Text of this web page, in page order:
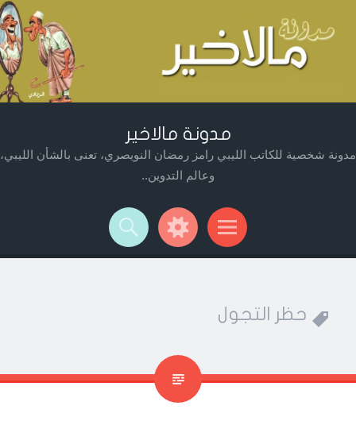
مدونة مالاخير
مدونة شخصية للكاتب الليبي رامز رمضان النويصري، تعنى بالشأن الليبي،
وعالم التدوين..
Menu
Widgets
Search
حظر التجول